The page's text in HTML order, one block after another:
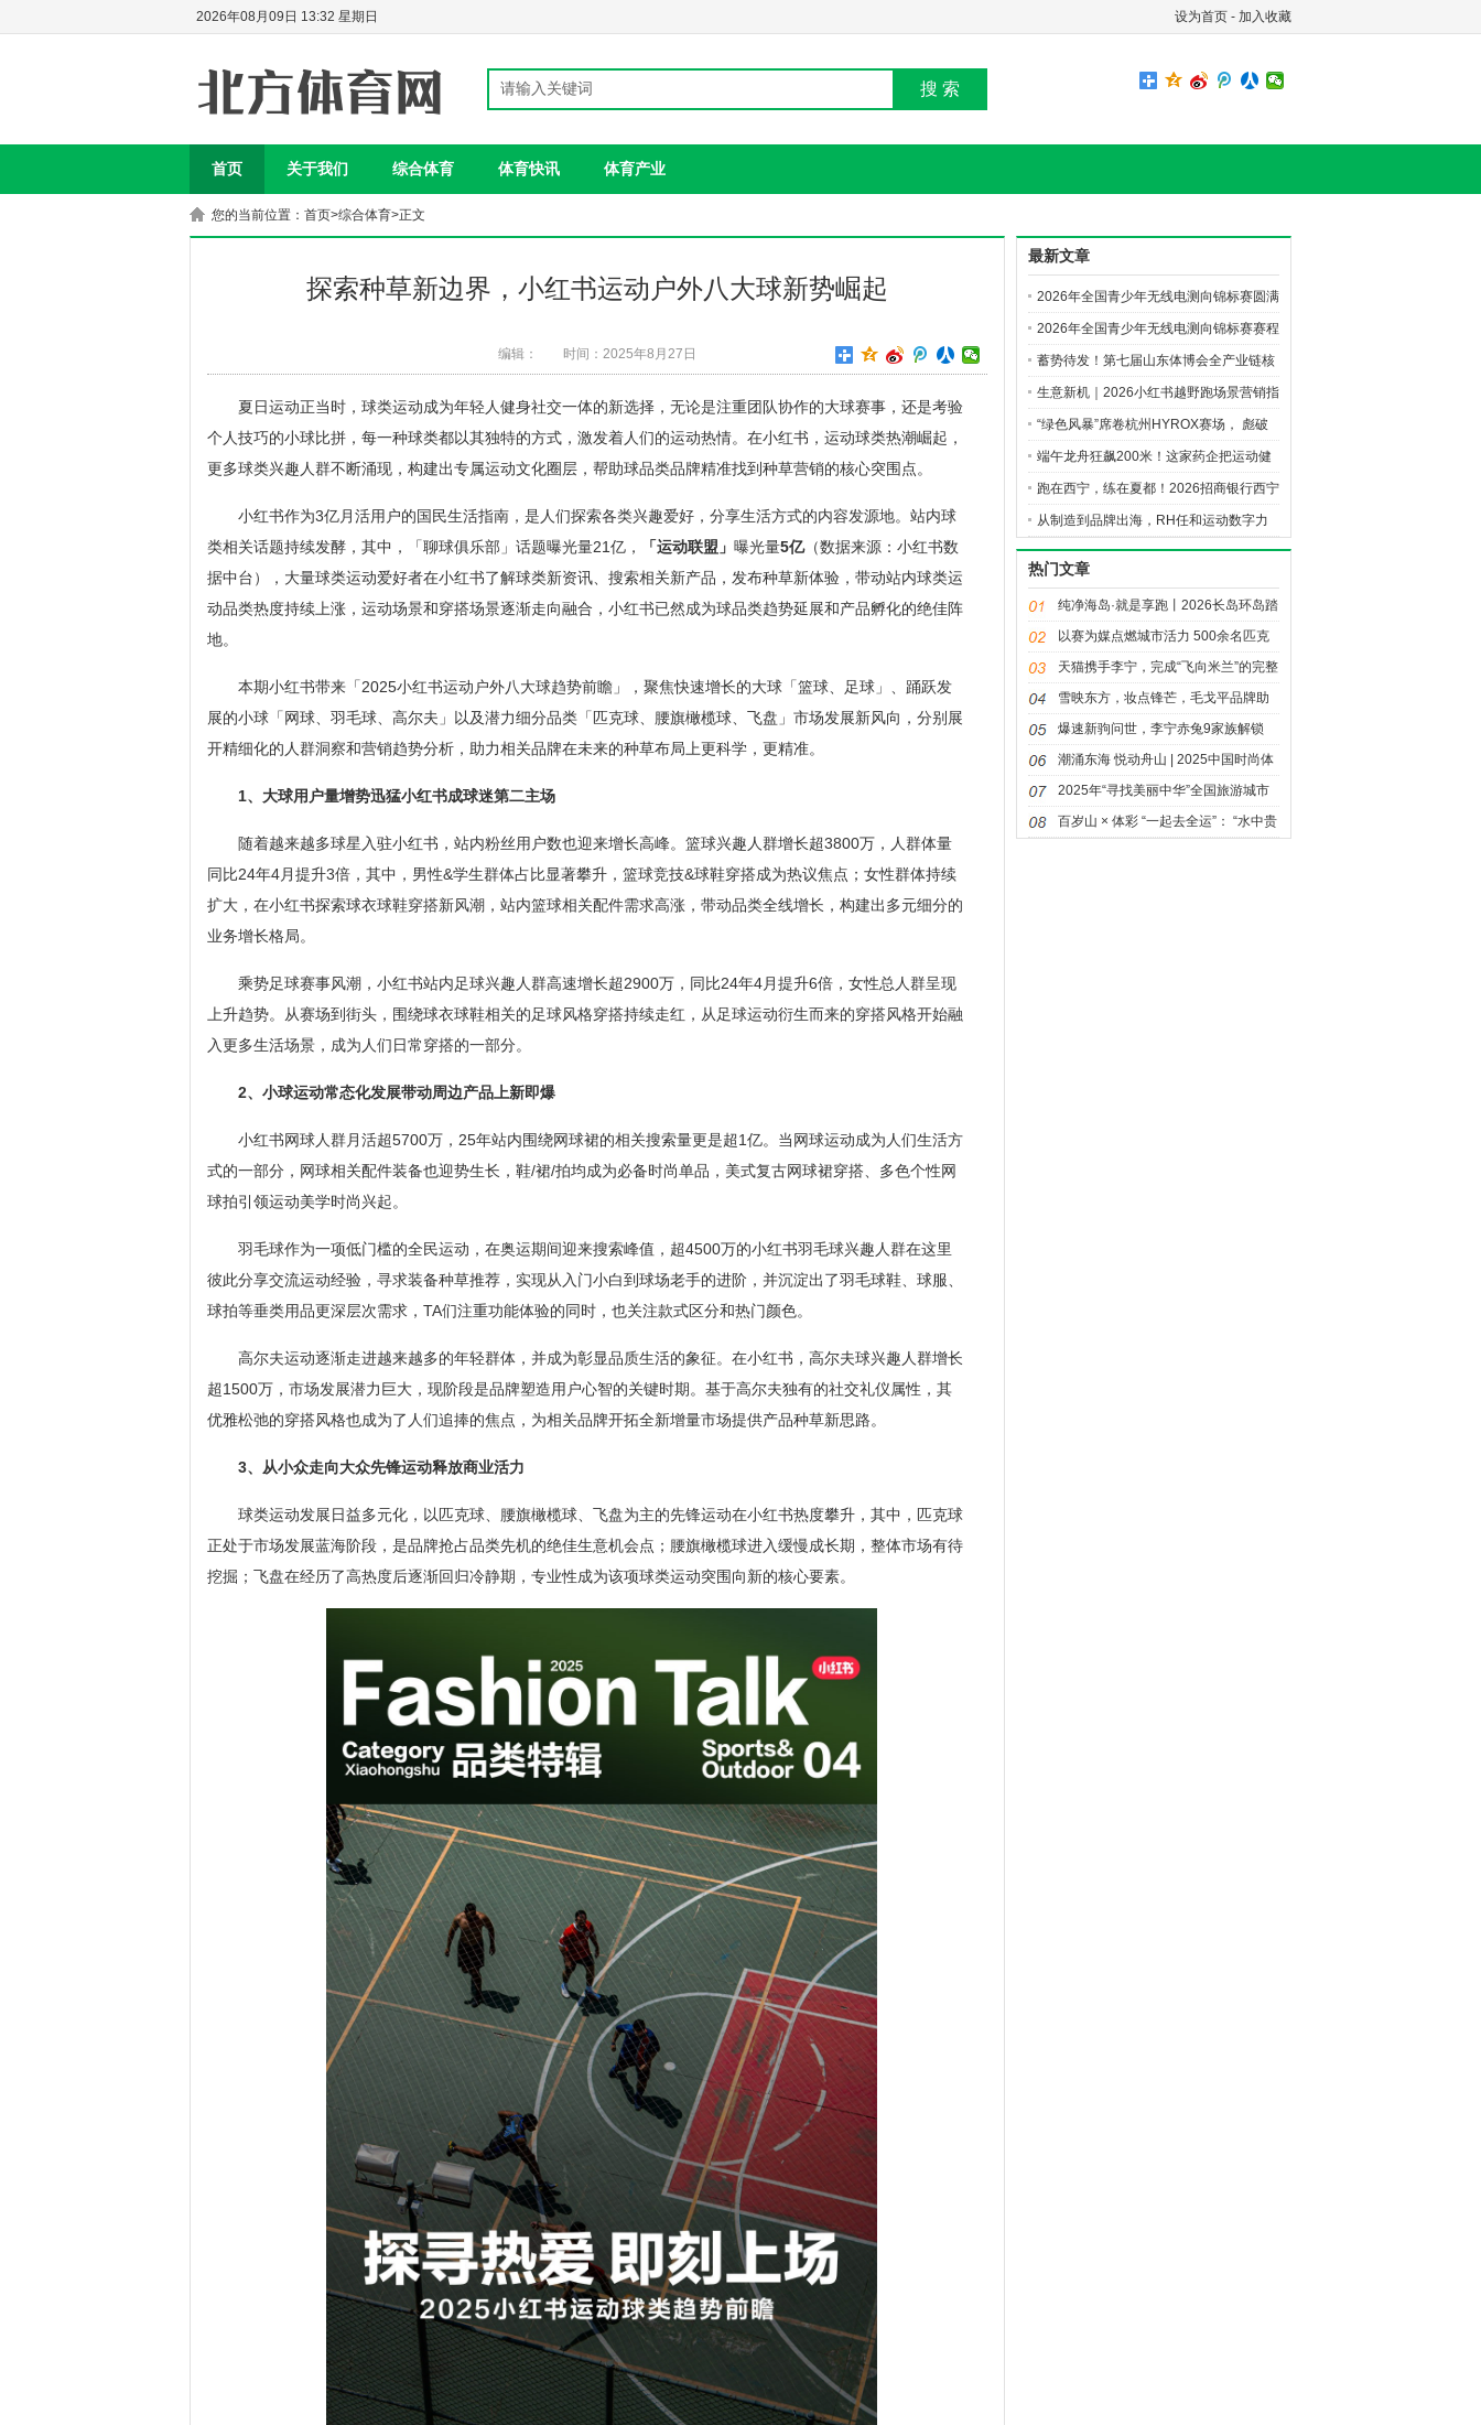
设为首页 - 加入收藏
2026年08月09日 13:32 星期日
搜 索
首页 关于我们 综合体育 体育快讯 体育产业
您的当前位置： 首页>综合体育>正文
探索种草新边界，小红书运动户外八大球新势崛起
编辑： 时间：2025年8月27日
夏日运动正当时，球类运动成为年轻人健身社交一体的新选择，无论是注重团队协作的大球赛事，还是考验
个人技巧的小球比拼，每一种球类都以其独特的方式，激发着人们的运动热情。在小红书，运动球类热潮崛起，
更多球类兴趣人群不断涌现，构建出专属运动文化圈层，帮助球品类品牌精准找到种草营销的核心突围点。
小红书作为3亿月活用户的国民生活指南，是人们探索各类兴趣爱好，分享生活方式的内容发源地。站内球
类相关话题持续发酵，其中，「聊球俱乐部」话题曝光量21亿，
「运动联盟」 曝光量5亿（数据来源：小红书数
据中台），大量球类运动爱好者在小红书了解球类新资讯、搜索相关新产品，发布种草新体验，带动站内球类运
动品类热度持续上涨，运动场景和穿搭场景逐渐走向融合，小红书已然成为球品类趋势延展和产品孵化的绝佳阵
地。
本期小红书带来「2025小红书运动户外八大球趋势前瞻」，聚焦快速增长的大球「篮球、足球」、踊跃发
展的小球「网球、羽毛球、高尔夫」以及潜力细分品类「匹克球、腰旗橄榄球、飞盘」市场发展新风向，分别展
开精细化的人群洞察和营销趋势分析，助力相关品牌在未来的种草布局上更科学，更精准。
1、大球用户量增势迅猛小红书成球迷第二主场
随着越来越多球星入驻小红书，站内粉丝用户数也迎来增长高峰。篮球兴趣人群增长超3800万，人群体量
同比24年4月提升3倍，其中，男性&学生群体占比显著攀升，篮球竞技&球鞋穿搭成为热议焦点；女性群体持续
扩大，在小红书探索球衣球鞋穿搭新风潮，站内篮球相关配件需求高涨，带动品类全线增长，构建出多元细分的
业务增长格局。
乘势足球赛事风潮，小红书站内足球兴趣人群高速增长超2900万，同比24年4月提升6倍，女性总人群呈现
上升趋势。从赛场到街头，围绕球衣球鞋相关的足球风格穿搭持续走红，从足球运动衍生而来的穿搭风格开始融
入更多生活场景，成为人们日常穿搭的一部分。
2、小球运动常态化发展带动周边产品上新即爆
小红书网球人群月活超5700万，25年站内围绕网球裙的相关搜索量更是超1亿。当网球运动成为人们生活方
式的一部分，网球相关配件装备也迎势生长，鞋/裙/拍均成为必备时尚单品，美式复古网球裙穿搭、多色个性网
球拍引领运动美学时尚兴起。
羽毛球作为一项低门槛的全民运动，在奥运期间迎来搜索峰值，超4500万的小红书羽毛球兴趣人群在这里
彼此分享交流运动经验，寻求装备种草推荐，实现从入门小白到球场老手的进阶，并沉淀出了羽毛球鞋、球服、
球拍等垂类用品更深层次需求，TA们注重功能体验的同时，也关注款式区分和热门颜色。
高尔夫运动逐渐走进越来越多的年轻群体，并成为彰显品质生活的象征。在小红书，高尔夫球兴趣人群增长
超1500万，市场发展潜力巨大，现阶段是品牌塑造用户心智的关键时期。基于高尔夫独有的社交礼仪属性，其
优雅松弛的穿搭风格也成为了人们追捧的焦点，为相关品牌开拓全新增量市场提供产品种草新思路。
3、从小众走向大众先锋运动释放商业活力
球类运动发展日益多元化，以匹克球、腰旗橄榄球、飞盘为主的先锋运动在小红书热度攀升，其中，匹克球
正处于市场发展蓝海阶段，是品牌抢占品类先机的绝佳生意机会点；腰旗橄榄球进入缓慢成长期，整体市场有待
挖掘；飞盘在经历了高热度后逐渐回归冷静期，专业性成为该项球类运动突围向新的核心要素。
最新文章
2026年全国青少年无线电测向锦标赛圆满
落幕
2026年全国青少年无线电测向锦标赛赛程
过半 首场颁奖见证青春荣耀
蓄势待发！第七届山东体博会全产业链核
心亮点抢先解锁
生意新机｜2026小红书越野跑场景营销指
南
“绿色风暴”席卷杭州HYROX赛场， 彪破
精英HYROX定制版全新配色成为领奖台
新宠。
端午龙舟狂飙200米！这家药企把运动健
康补给站搬去了海河岸边
跑在西宁，练在夏都！2026招商银行西宁
半程马拉松今日圆满落幕
从制造到品牌出海，RH任和运动数字力
量新品海外众筹27分钟破百万美元
热门文章
纯净海岛·就是享跑丨2026长岛环岛踏
青跑圆满落幕
以赛为媒点燃城市活力 500余名匹克
球高手廊坊竞技
天猫携手李宁，完成“飞向米兰”的完整
叙事
雪映东方，妆点锋芒，毛戈平品牌助
力中国健儿「耀米兰」
爆速新驹问世，李宁赤兔9家族解锁
「疾」致竞训体验
潮涌东海 悦动舟山 | 2025中国时尚体
育季（舟山站）圆满收官，“体育+”融
合发展再谱新篇
2025年“寻找美丽中华”全国旅游城市
定向系列赛（陕西城固站）开赛 体育
百岁山 × 体彩 “一起去全运”： “水中贵